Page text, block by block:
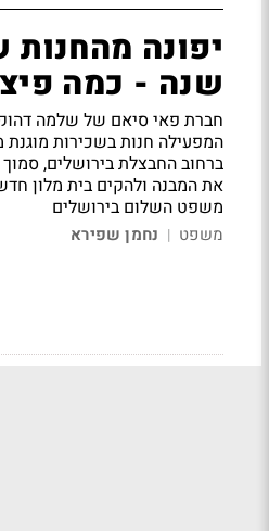
שנה - כמה
חברת פאי סיאם של שלמה
ברחוב החבצלת בירושלים, סמוך
את המבנה ולהקים בית מלון
משפט השלום בירושלים
משפט | נחמן שפירא